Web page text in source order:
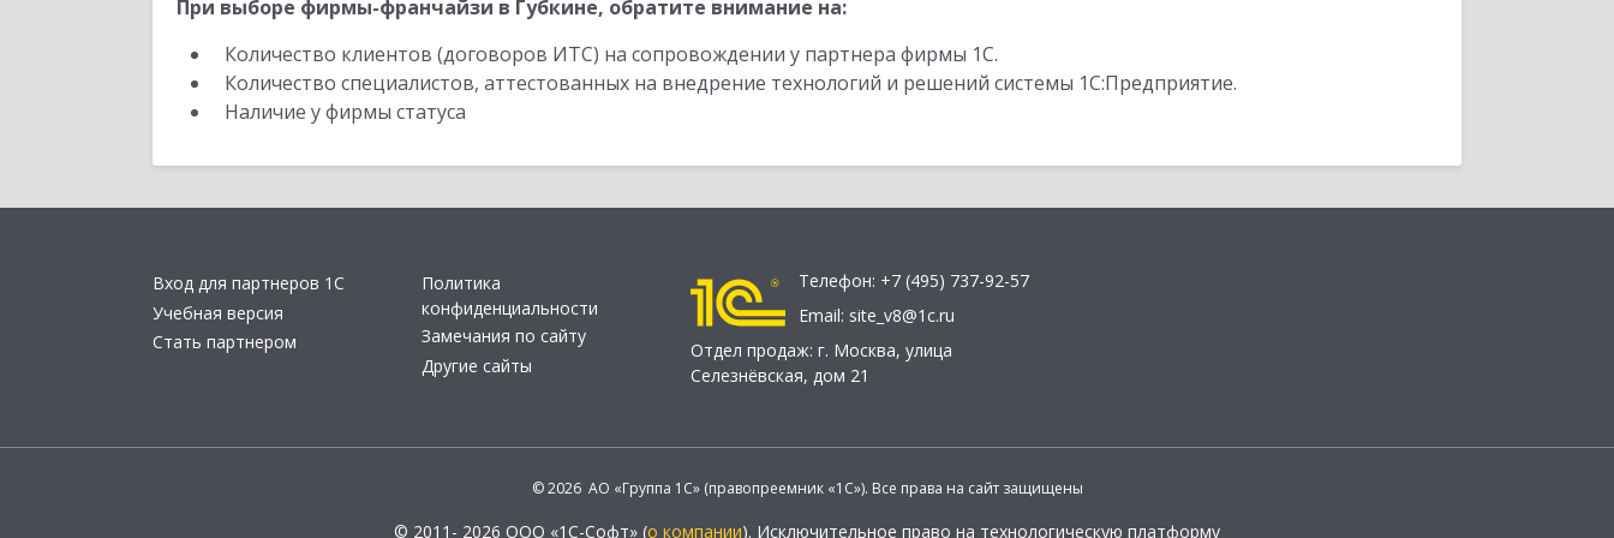
При выборе фирмы-франчайзи в Губкине, обратите внимание на:
Количество клиентов (договоров ИТС) на сопровождении у партнера фирмы 1С.
Количество специалистов, аттестованных на внедрение технологий и решений системы 1С:Предприятие.
Наличие у фирмы статуса
Вход для партнеров 1С
Учебная версия
Стать партнером
Политика
конфиденциальности
Замечания по сайту
Другие сайты
Телефон: +7 (495) 737-92-57
Email: site_v8@1c.ru
Отдел продаж: г. Москва, улица
Селезнёвская, дом 21
© 2026 АО «Группа 1С» (правопреемник «1С»). Все права на сайт защищены
© 2011- 2026 ООО «1С-Софт» (о компании). Исключительное право на технологическую платформу